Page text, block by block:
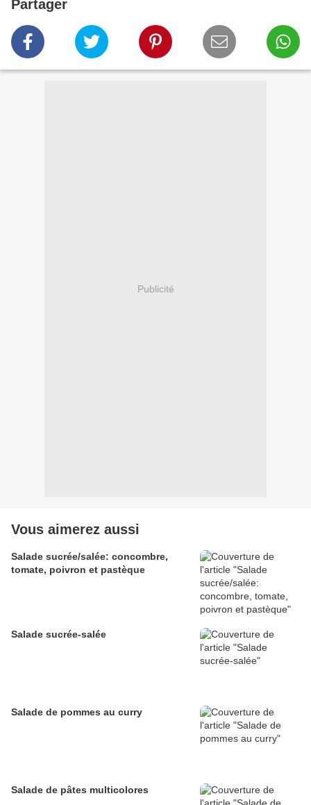
Partager
Publicité
Vous aimerez aussi
Salade sucrée/salée: concombre,
tomate, poivron et pastèque
Salade sucrée-salée
Salade de pommes au curry
Salade de pâtes multicolores